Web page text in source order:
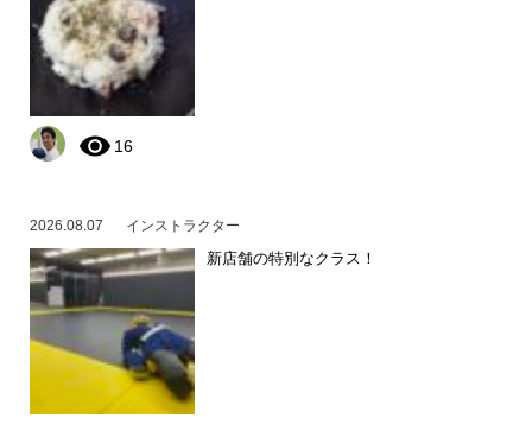
16
2026.08.07 インストラクター
新店舗の特別なクラス！